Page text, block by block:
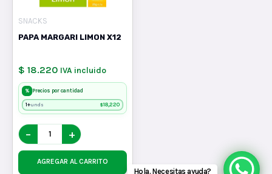
SNACKS
PAPA MARGARI LIMON X12
$ 18.220 IVA incluido
% Precios por cantidad
1+unds $18,220
− +
AGREGAR AL CARRITO
Hola. Necesitas ayuda?